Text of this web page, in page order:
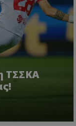
ΤΣΣΚΑ